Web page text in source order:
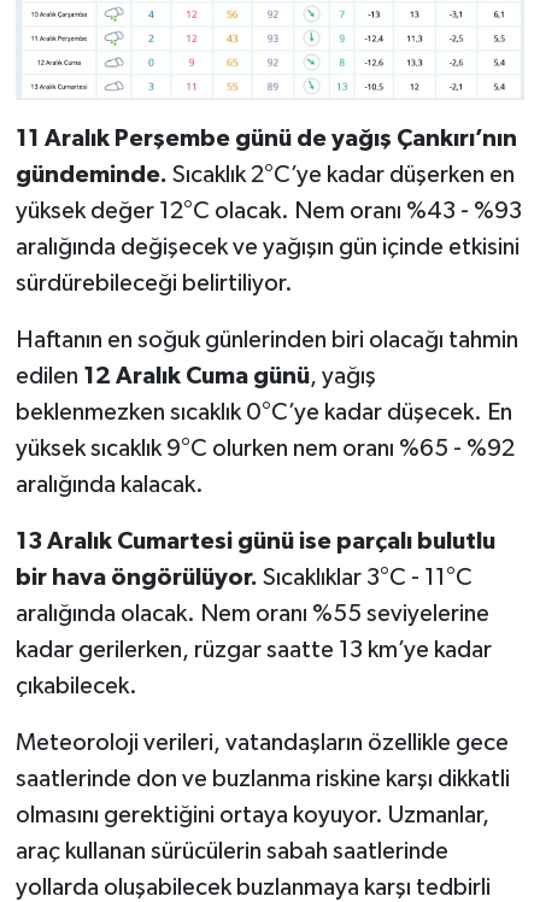
11 Aralık Perşembe günü de yağış Çankırı’nın
gündeminde. Sıcaklık 2°C’ye kadar düşerken en
yüksek değer 12°C olacak. Nem oranı %43 - %93
aralığında değişecek ve yağışın gün içinde etkisini
sürdürebileceği belirtiliyor.
Haftanın en soğuk günlerinden biri olacağı tahmin
edilen 12 Aralık Cuma günü, yağış
beklenmezken sıcaklık 0°C’ye kadar düşecek. En
yüksek sıcaklık 9°C olurken nem oranı %65 - %92
aralığında kalacak.
13 Aralık Cumartesi günü ise parçalı bulutlu
bir hava öngörülüyor. Sıcaklıklar 3°C - 11°C
aralığında olacak. Nem oranı %55 seviyelerine
kadar gerilerken, rüzgar saatte 13 km’ye kadar
çıkabilecek.
Meteoroloji verileri, vatandaşların özellikle gece
saatlerinde don ve buzlanma riskine karşı dikkatli
olmasını gerektiğini ortaya koyuyor. Uzmanlar,
araç kullanan sürücülerin sabah saatlerinde
yollarda oluşabilecek buzlanmaya karşı tedbirli